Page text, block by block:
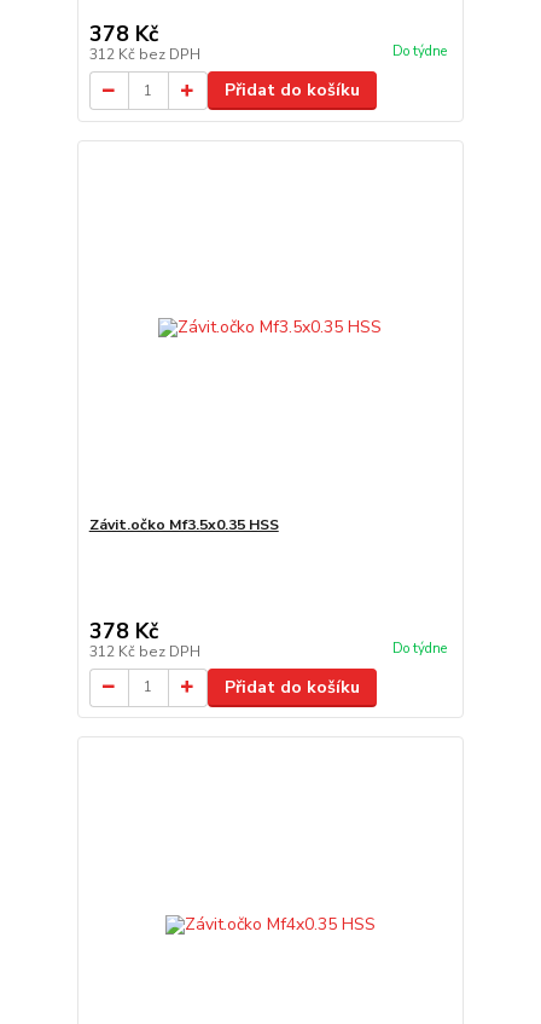
378 Kč
312 Kč bez DPH Do týdne
Přidat do košíku
Závit.očko Mf3.5x0.35 HSS
378 Kč
312 Kč bez DPH Do týdne
Přidat do košíku